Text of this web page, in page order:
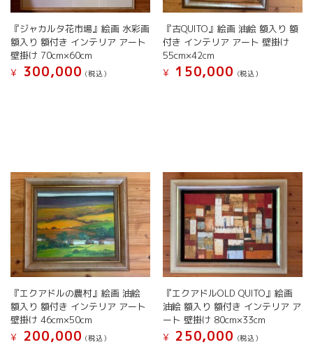
『ジャカルタ花市場』絵画 水彩画
額入り 額付き インテリア アート
壁掛け 70cm×60cm
¥
300,000 (税込）
『古QUITO』絵画 油絵 額入り 額
付き インテリア アート 壁掛け
55cm×42cm
¥
150,000 (税込）
『エクアドルの農村』絵画 油絵
額入り 額付き インテリア アート
壁掛け 46cm×50cm
¥
200,000 (税込）
『エクアドルOLD QUITO』絵画
油絵 額入り 額付き インテリア ア
ート 壁掛け 80cm×33cm
¥ 250,000 (税込）